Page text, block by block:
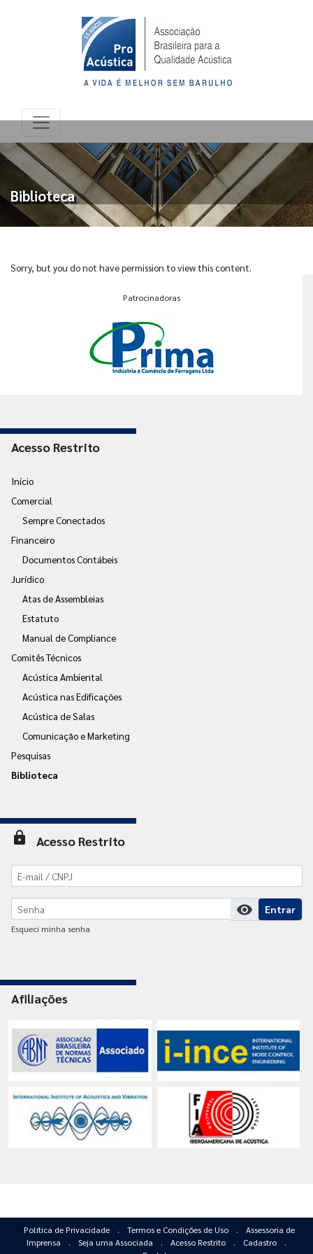
Biblioteca
Sorry, but you do not have permission to view this content.
Patrocinadoras
Acesso Restrito
Início
Comercial
Sempre Conectados
Financeiro
Documentos Contábeis
Jurídico
Atas de Assembleias
Estatuto
Manual de Compliance
Comitês Técnicos
Acústica Ambiental
Acústica nas Edificações
Acústica de Salas
Comunicação e Marketing
Pesquisas
Biblioteca
lock Acesso Restrito
visibility Entrar
Esqueci minha senha
Afiliações
Política de Privacidade . Termos e Condições de Uso .
Assessoria de
Imprensa
. Seja uma Associada . Acesso Restrito . Cadastro
.